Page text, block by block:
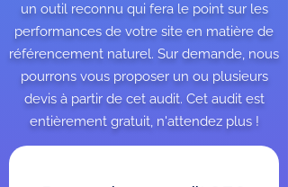
un outil reconnu qui fera le point sur les
performances de votre site en matière de
référencement naturel. Sur demande, nous
pourrons vous proposer un ou plusieurs
devis à partir de cet audit. Cet audit est
entièrement gratuit, n'attendez plus !